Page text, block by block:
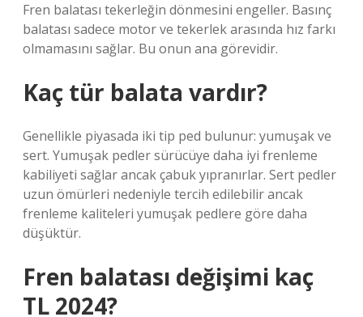
Fren balatası tekerleğin dönmesini engeller. Basınç
balatası sadece motor ve tekerlek arasında hız farkı
olmamasını sağlar. Bu onun ana görevidir.
Kaç tür balata vardır?
Genellikle piyasada iki tip ped bulunur: yumuşak ve
sert. Yumuşak pedler sürücüye daha iyi frenleme
kabiliyeti sağlar ancak çabuk yıpranırlar. Sert pedler
uzun ömürleri nedeniyle tercih edilebilir ancak
frenleme kaliteleri yumuşak pedlere göre daha
düşüktür.
Fren balatası değişimi kaç
TL 2024?